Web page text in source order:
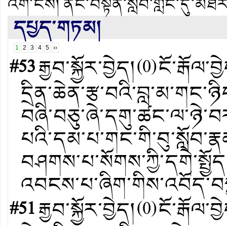
དཔྱད་གཏམ།
1 2 3 4 5 ››
#53རྒྱབ་སྐྱོར་བྱེད།(0)
#51རྒྱབ་སྐྱོར་བྱེད།(0)